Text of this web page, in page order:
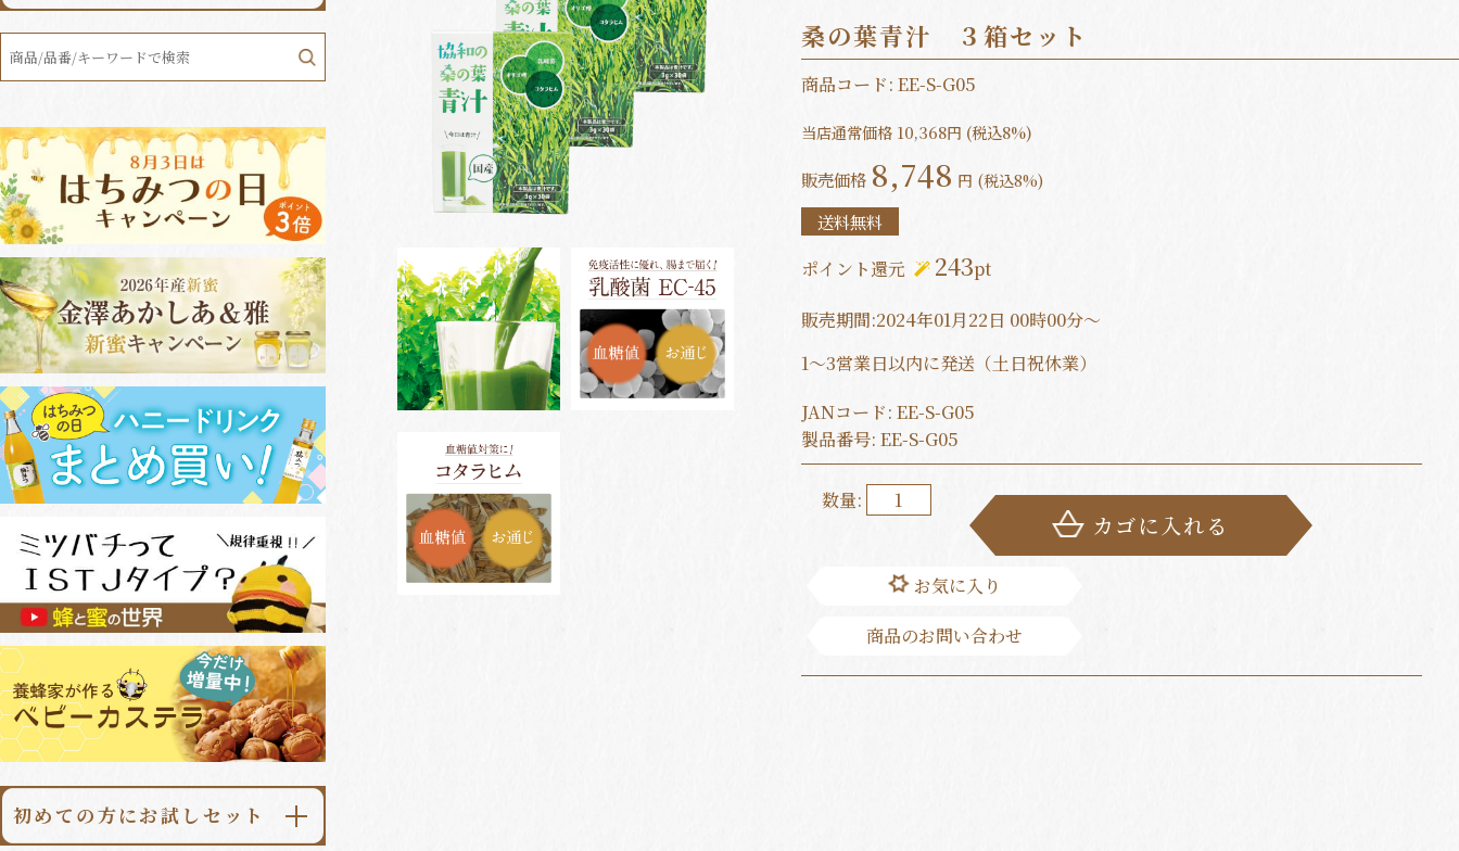
初めての方にお試しセット
桑の葉青汁 ３箱セット
商品コード: EE-S-G05
当店通常価格 10,368円 (税込8%)
販売価格 8,748 円 (税込8%)
送料無料
ポイント還元 243pt
販売期間:2024年01月22日 00時00分～
1～3営業日以内に発送（土日祝休業）
JANコード: EE-S-G05
製品番号: EE-S-G05
数量:
カゴに入れる
お気に入り
商品のお問い合わせ